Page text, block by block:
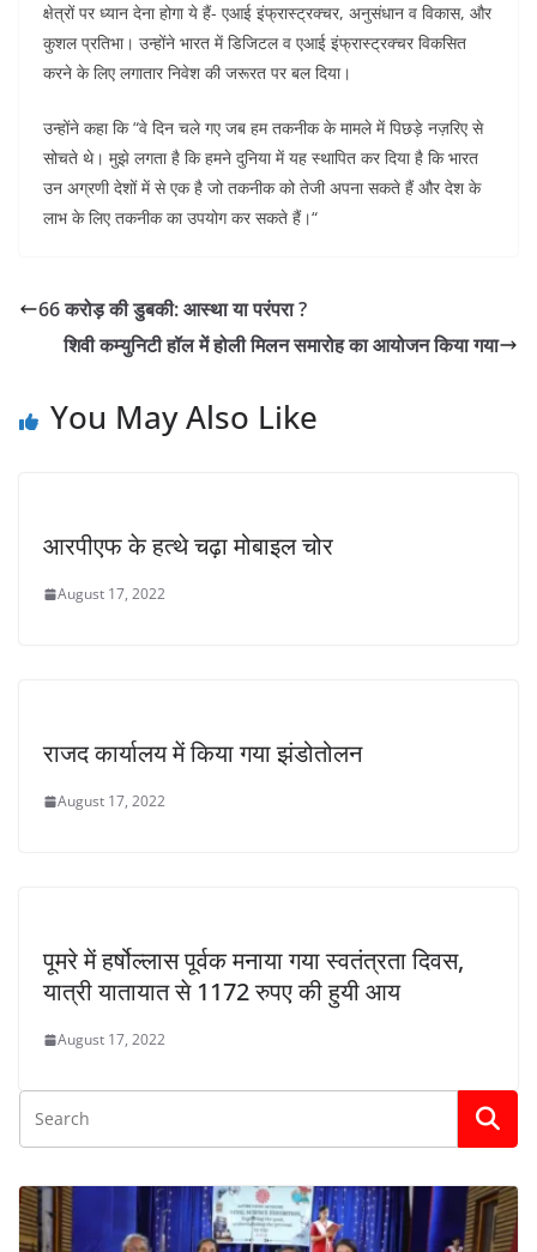
क्षेत्रों पर ध्यान देना होगा ये हैं- एआई इंफ्रास्ट्रक्चर, अनुसंधान व विकास, और
कुशल प्रतिभा। उन्होंने भारत में डिजिटल व एआई इंफ्रास्ट्रक्चर विकसित
करने के लिए लगातार निवेश की जरूरत पर बल दिया।
उन्होंने कहा कि “वे दिन चले गए जब हम तकनीक के मामले में पिछड़े नज़रिए से
सोचते थे। मुझे लगता है कि हमने दुनिया में यह स्थापित कर दिया है कि भारत
उन अग्रणी देशों में से एक है जो तकनीक को तेजी अपना सकते हैं और देश के
लाभ के लिए तकनीक का उपयोग कर सकते हैं।“
66 करोड़ की डुबकी: आस्था या परंपरा ?
शिवी कम्युनिटी हॉल में होली मिलन समारोह का आयोजन किया गया
You May Also Like
आरपीएफ के हत्थे चढ़ा मोबाइल चोर
August 17, 2022
राजद कार्यालय में किया गया झंडोतोलन
August 17, 2022
पूमरे में हर्षोल्लास पूर्वक मनाया गया स्वतंत्रता दिवस,
यात्री यातायात से 1172 रुपए की हुयी आय
August 17, 2022